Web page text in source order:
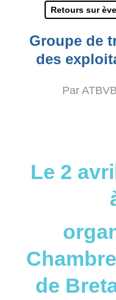
Retours sur
Groupe de
des
Par ATBVB
Le 2
de